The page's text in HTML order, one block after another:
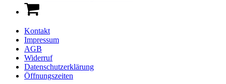
Kontakt
Impressum
AGB
Widerruf
Datenschutzerklärung
Öffnungszeiten